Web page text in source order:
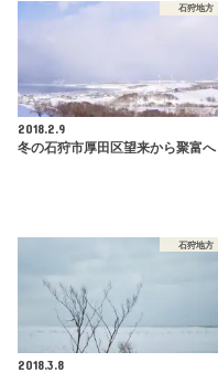
石狩地方
2018.2.9
冬の石狩市厚田区望来から聚富へ
石狩地方
2018.3.8